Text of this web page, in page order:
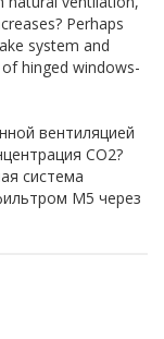
Perhaps
system and
hinged windows-
вентиляцией
CO2?
система
М5 через